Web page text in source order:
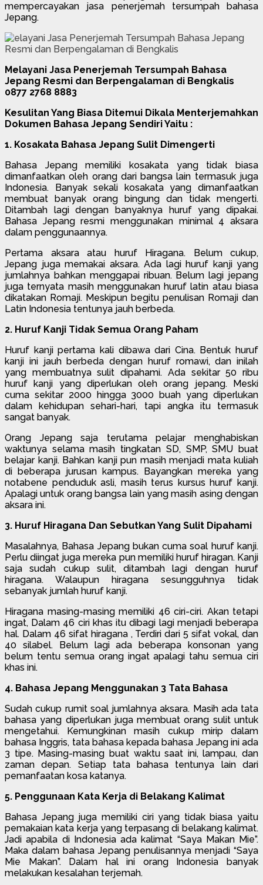
mempercayakan jasa penerjemah tersumpah bahasa
Jepang.
Melayani Jasa Penerjemah Tersumpah Bahasa
Jepang Resmi dan Berpengalaman di Bengkalis
0877 2768 8883
Kesulitan Yang Biasa Ditemui Dikala Menterjemahkan
Dokumen Bahasa Jepang Sendiri Yaitu :
1. Kosakata Bahasa Jepang Sulit Dimengerti
Bahasa Jepang memiliki kosakata yang tidak biasa
dimanfaatkan oleh orang dari bangsa lain termasuk juga
Indonesia. Banyak sekali kosakata yang dimanfaatkan
membuat banyak orang bingung dan tidak mengerti.
Ditambah lagi dengan banyaknya huruf yang dipakai.
Bahasa Jepang resmi menggunakan minimal 4 aksara
dalam penggunaannya.
Pertama aksara atau huruf Hiragana. Belum cukup,
Jepang juga memakai aksara. Ada lagi huruf kanji yang
jumlahnya bahkan menggapai ribuan. Belum lagi jepang
juga ternyata masih menggunakan huruf latin atau biasa
dikatakan Romaji. Meskipun begitu penulisan Romaji dan
Latin Indonesia tentunya jauh berbeda.
2. Huruf Kanji Tidak Semua Orang Paham
Huruf kanji pertama kali dibawa dari Cina. Bentuk huruf
kanji ini jauh berbeda dengan huruf romawi, dan inilah
yang membuatnya sulit dipahami. Ada sekitar 50 ribu
huruf kanji yang diperlukan oleh orang jepang. Meski
cuma sekitar 2000 hingga 3000 buah yang diperlukan
dalam kehidupan sehari-hari, tapi angka itu termasuk
sangat banyak.
Orang Jepang saja terutama pelajar menghabiskan
waktunya selama masih tingkatan SD, SMP, SMU buat
belajar kanji. Bahkan kanji pun masih menjadi mata kuliah
di beberapa jurusan kampus. Bayangkan mereka yang
notabene penduduk asli, masih terus kursus huruf kanji.
Apalagi untuk orang bangsa lain yang masih asing dengan
aksara ini.
3. Huruf Hiragana Dan Sebutkan Yang Sulit Dipahami
Masalahnya, Bahasa Jepang bukan cuma soal huruf kanji.
Perlu diingat juga mereka pun memiliki huruf hiragan. Kanji
saja sudah cukup sulit, ditambah lagi dengan huruf
hiragana. Walaupun hiragana sesungguhnya tidak
sebanyak jumlah huruf kanji.
Hiragana masing-masing memiliki 46 ciri-ciri. Akan tetapi
ingat, Dalam 46 ciri khas itu dibagi lagi menjadi beberapa
hal. Dalam 46 sifat hiragana , Terdiri dari 5 sifat vokal, dan
40 silabel. Belum lagi ada beberapa konsonan yang
belum tentu semua orang ingat apalagi tahu semua ciri
khas ini.
4. Bahasa Jepang Menggunakan 3 Tata Bahasa
Sudah cukup rumit soal jumlahnya aksara. Masih ada tata
bahasa yang diperlukan juga membuat orang sulit untuk
mengetahui. Kemungkinan masih cukup mirip dalam
bahasa Inggris, tata bahasa kepada bahasa Jepang ini ada
3 tipe. Masing-masing buat waktu saat ini, lampau, dan
zaman depan. Setiap tata bahasa tentunya lain dari
pemanfaatan kosa katanya.
5. Penggunaan Kata Kerja di Belakang Kalimat
Bahasa Jepang juga memiliki ciri yang tidak biasa yaitu
pemakaian kata kerja yang terpasang di belakang kalimat.
Jadi apabila di Indonesia ada kalimat “Saya Makan Mie”.
Maka dalam bahasa Jepang penulisannya menjadi “Saya
Mie Makan”. Dalam hal ini orang Indonesia banyak
melakukan kesalahan terjemah.